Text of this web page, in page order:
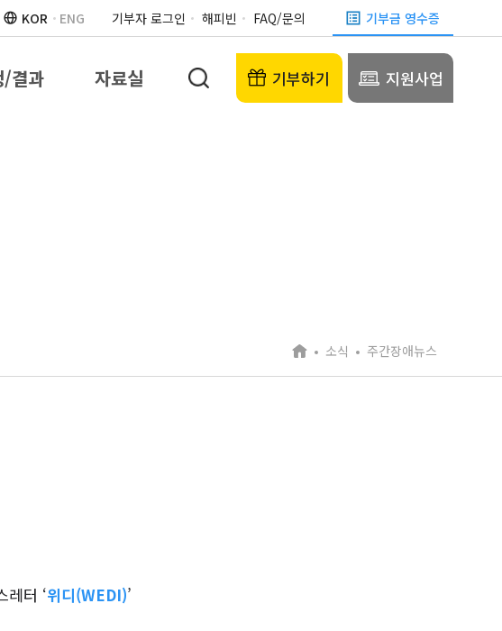
KOR ENG 기부자 로그인 해피빈 FAQ/문의 기부금 영수증
/결과 자료실 기부하기 지원사업
소식 주간장애뉴스
레터 ‘위디(WEDI)’